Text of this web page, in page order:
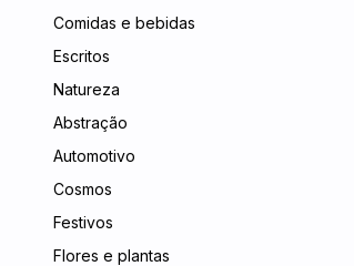
Comidas e bebidas
Escritos
Natureza
Abstração
Automotivo
Cosmos
Festivos
Flores e plantas